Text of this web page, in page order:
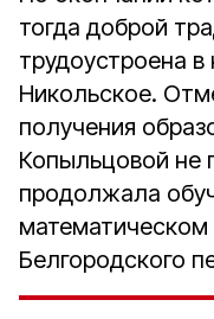
тогда доброй
трудоустроена
Никольское.
получения
Копыльцовой не
продолжала
математическом
Белгородского